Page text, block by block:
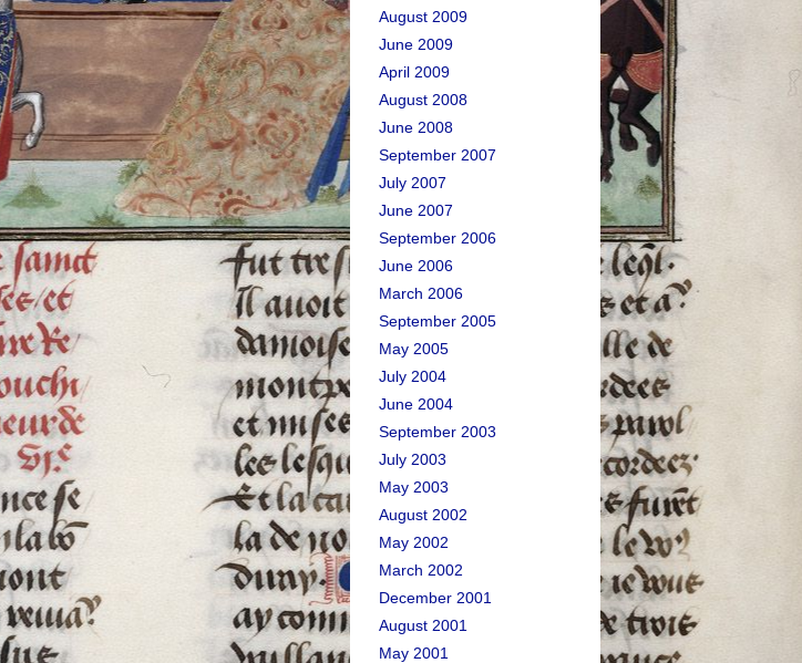
August 2009
June 2009
April 2009
August 2008
June 2008
September 2007
July 2007
June 2007
September 2006
June 2006
March 2006
September 2005
May 2005
July 2004
June 2004
September 2003
July 2003
May 2003
August 2002
May 2002
March 2002
December 2001
August 2001
May 2001